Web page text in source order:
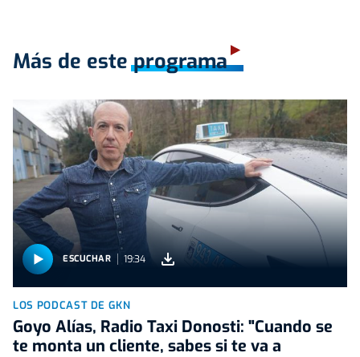
Más de este programa
ESCUCHAR 19:34
LOS PODCAST DE GKN
Goyo Alías, Radio Taxi Donosti: "Cuando se
te monta un cliente, sabes si te va a